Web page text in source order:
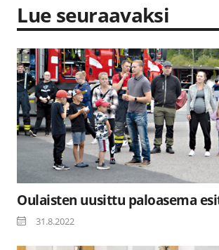
Lue seuraavaksi
Oulaisten uusittu paloasema
31.8.2022